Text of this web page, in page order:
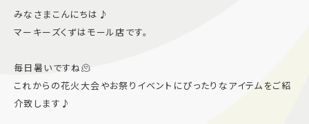
施設案内
アクセス＆駐車場
みなさまこんにちは♪
マーキーズくずはモール店です。
毎日暑いですね🫠
これからの花火大会やお祭りイベントにぴったりなアイテムをご紹
介致します♪